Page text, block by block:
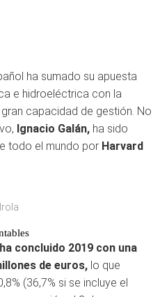
ha sumado su apuesta
e hidroeléctrica con la
capacidad de gestión. No
Ignacio Galán, ha sido
todo el mundo por Harvard
ha concluido 2019 con una
de euros, lo que
(36,7% si se incluye el